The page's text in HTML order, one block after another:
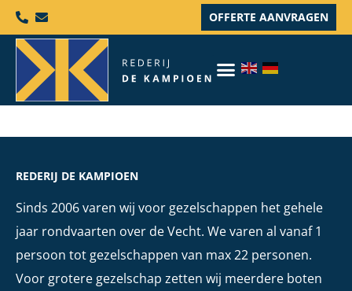
OFFERTE AANVRAGEN
REDERIJ DE KAMPIOEN
Sinds 2006 varen wij voor gezelschappen het gehele
jaar rondvaarten over de Vecht. We varen al vanaf 1
persoon tot gezelschappen van max 22 personen.
Voor grotere gezelschap zetten wij meerdere boten